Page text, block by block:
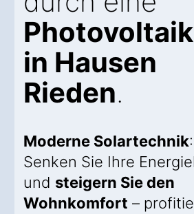
in Hausen
Rieden.
Moderne Solartechnik:
Senken Sie Ihre
und steigern Sie den
Wohnkomfort –